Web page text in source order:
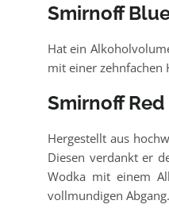
Smirnoff
Hat ein
mit einer zehnfachen
Smirnoff
Hergestellt aus
Diesen verdankt er
Wodka mit einem
vollmundigen Abgang.